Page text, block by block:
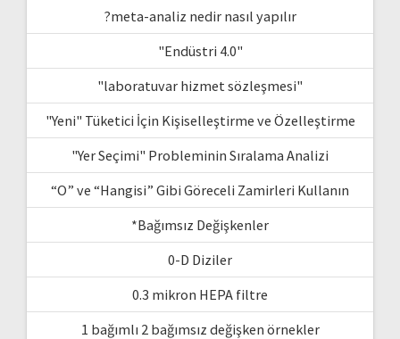
?meta-analiz nedir nasıl yapılır
"Endüstri 4.0"
"laboratuvar hizmet sözleşmesi"
"Yeni" Tüketici İçin Kişiselleştirme ve Özelleştirme
"Yer Seçimi" Probleminin Sıralama Analizi
“O” ve “Hangisi” Gibi Göreceli Zamirleri Kullanın
*Bağımsız Değişkenler
0-D Diziler
0.3 mikron HEPA filtre
1 bağımlı 2 bağımsız değişken örnekler